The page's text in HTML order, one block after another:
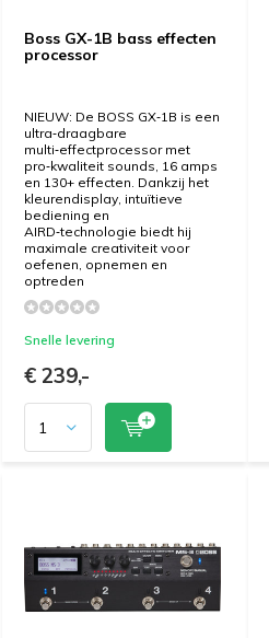
Boss GX-1B bass effecten
processor
NIEUW: De BOSS GX‑1B is een
ultra‑draagbare
multi‑effectprocessor met
pro‑kwaliteit sounds, 16 amps
en 130+ effecten. Dankzij het
kleurendisplay, intuïtieve
bediening en
AIRD‑technologie biedt hij
maximale creativiteit voor
oefenen, opnemen en
optreden
Snelle levering
€ 239,-